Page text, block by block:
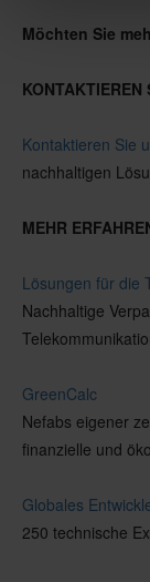
Möchten Sie
KONTAKTIEREN
Kontaktieren Sie
nachhaltigen
MEHR
Lösungen für die
Nachhaltige
GreenCalc
Nefabs eigener
finanzielle und
Globales
250 technische